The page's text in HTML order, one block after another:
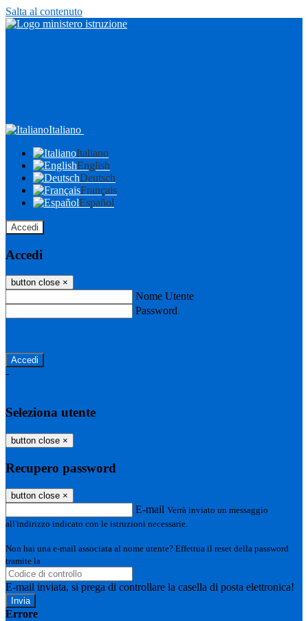
Salta al contenuto
Italiano
Italiano
English
Deutsch
Français
Español
Accedi
Accedi
button close ×
Nome Utente
Password
-
Seleziona utente
button close ×
Recupero password
button close ×
E-mail Verrà inviato un messaggio
all'indirizzo indicato con le istruzioni necessarie.
Non hai una e-mail associata al nome utente? Effettua il reset della password
tramite la
E-mail inviata, si prega di controllare la casella di posta elettronica!
Errore